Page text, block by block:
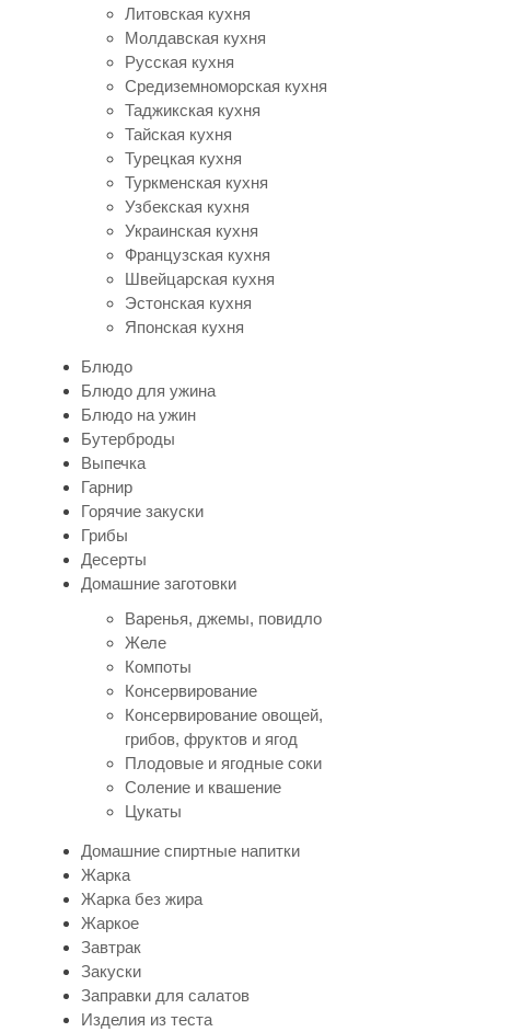
Литовская кухня
Молдавская кухня
Русская кухня
Средиземноморская кухня
Таджикская кухня
Тайская кухня
Турецкая кухня
Туркменская кухня
Узбекская кухня
Украинская кухня
Французская кухня
Швейцарская кухня
Эстонская кухня
Японская кухня
Блюдо
Блюдо для ужина
Блюдо на ужин
Бутерброды
Выпечка
Гарнир
Горячие закуски
Грибы
Десерты
Домашние заготовки
Варенья, джемы, повидло
Желе
Компоты
Консервирование
Консервирование овощей,
грибов, фруктов и ягод
Плодовые и ягодные соки
Соление и квашение
Цукаты
Домашние спиртные напитки
Жарка
Жарка без жира
Жаркое
Завтрак
Закуски
Заправки для салатов
Изделия из теста